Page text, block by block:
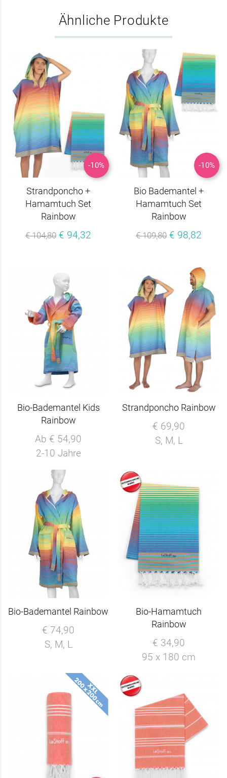
Ähnliche Produkte
-10%
Strandponcho +
Hamamtuch Set
Rainbow
€ 104,80 € 94,32
-10%
Bio Bademantel +
Hamamtuch Set
Rainbow
€ 109,80 € 98,82
Bio-Bademantel Kids
Rainbow
Ab € 54,90
2-10 Jahre
Strandponcho Rainbow
€ 69,90
S, M, L
Bio-Bademantel Rainbow
€ 74,90
S, M, L
Bio-Hamamtuch
Rainbow
€ 34,90
95 x 180 cm